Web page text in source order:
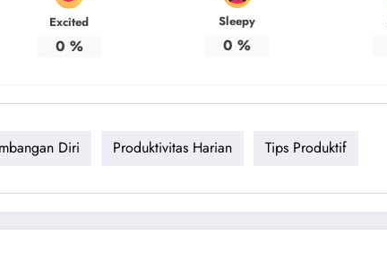
Excited
0 %
Sleepy
0 %
Diri Produktivitas Harian Tips Produktif